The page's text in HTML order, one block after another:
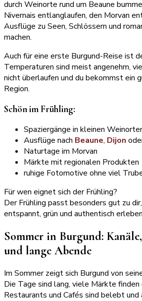
durch Weinorte rund um Beaune
Nivernais entlanglaufen, den Morvan
Ausflüge zu Seen, Schlössern und
machen.
Auch für eine erste Burgund-Reise ist
Temperaturen sind meist angenehm,
nicht überlaufen und du bekommst ein
Region.
Schön im Frühling:
Spaziergänge in kleinen
Ausflüge nach Beaune, Dijon
Naturtage im Morvan
Märkte mit regionalen Produkten
ruhige Fotomotive ohne viel
Für wen eignet sich der Frühling?
Der Frühling passt besonders gut zu
entspannt, grün und authentisch
Sommer in Burgund:
und lange Abende
Im Sommer zeigt sich Burgund von
Die Tage sind lang, viele Märkte
Restaurants und Cafés sind belebt und